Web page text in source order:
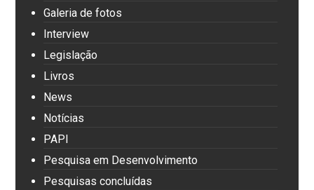
Galeria de fotos
Interview
Legislação
Livros
News
Notícias
PAPI
Pesquisa em Desenvolvimento
Pesquisas concluídas